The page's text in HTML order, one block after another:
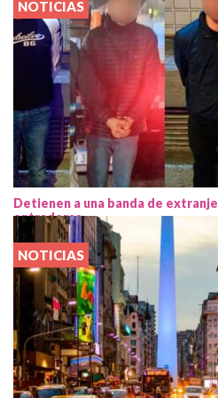
NOTICIAS
Detienen a una banda de
entraderas
NOTICIAS